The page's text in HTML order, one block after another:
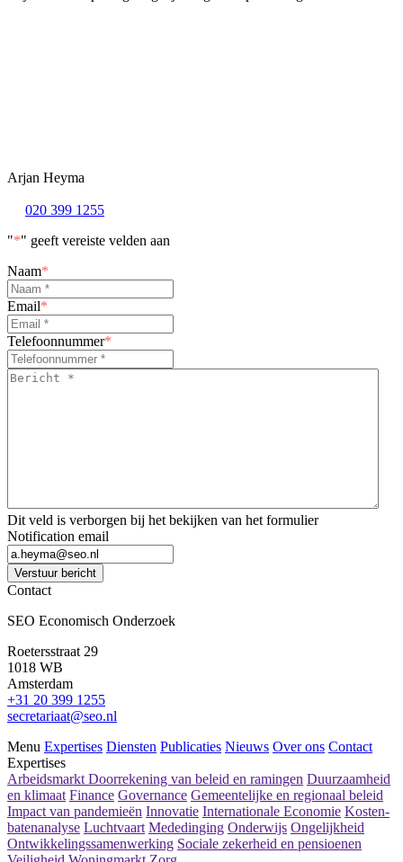
Arjan Heyma
020 399 1255
"*" geeft vereiste velden aan
Naam*
Email*
Telefoonnummer*
Bericht
Dit veld is verborgen bij het bekijken van het formulier
Notification email
Verstuur bericht
Contact
SEO Economisch Onderzoek
Roetersstraat 29
1018 WB
Amsterdam
+31 20 399 1255
secretariaat@seo.nl
Menu Expertises Diensten Publicaties Nieuws Over ons Contact
Expertises
Arbeidsmarkt Doorrekening van beleid en ramingen Duurzaamheid
en klimaat Finance Governance Gemeentelijke en regionaal beleid
Impact van pandemieën Innovatie Internationale Economie Kosten-
batenanalyse Luchtvaart Mededinging Onderwijs Ongelijkheid
Ontwikkelingssamenwerking Sociale zekerheid en pensioenen